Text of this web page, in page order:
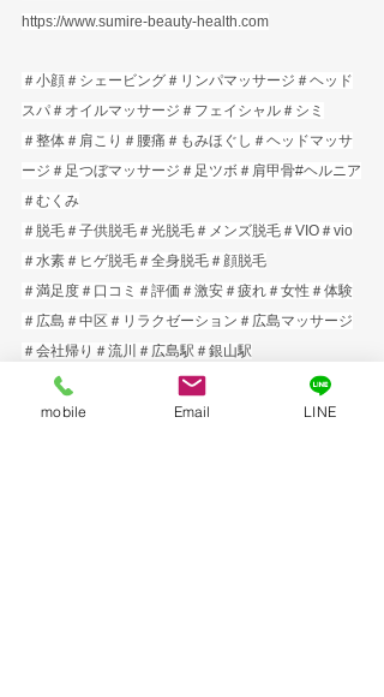
https://www.sumire-beauty-health.com
＃小顔＃シェービング＃リンパマッサージ＃ヘッド
スパ＃オイルマッサージ＃フェイシャル＃シミ
＃整体＃肩こり＃腰痛＃もみほぐし＃ヘッドマッサ
ージ＃足つぼマッサージ＃足ツボ＃肩甲骨#ヘルニア
＃むくみ
＃脱毛＃子供脱毛＃光脱毛＃メンズ脱毛＃VIO＃vio
＃水素＃ヒゲ脱毛＃全身脱毛＃顔脱毛
＃満足度＃口コミ＃評価＃激安＃疲れ＃女性＃体験
＃広島＃中区＃リラクゼーション＃広島マッサージ
＃会社帰り＃流川＃広島駅＃銀山駅
＃スミレ＃西平塚町＃男性スタッフ
＃ヒルトンホテル＃東横INN＃ドーミーイン＃スー
mobile Email LINE